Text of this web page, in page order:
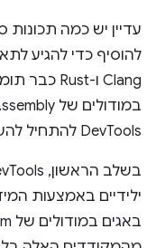
להוסיף כדי להגיע
DevTools להתחיל להשתמש בהם ישירות ב-DevTools.
ילידיים באמצעות